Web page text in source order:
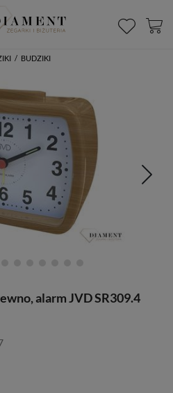
/ BUDZIKI
alarm JVD SR309.4